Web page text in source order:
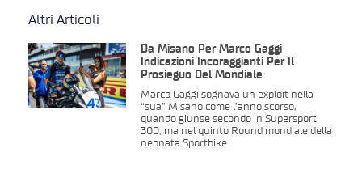
Altri Articoli
Da Misano Per Marco Gaggi
Indicazioni Incoraggianti Per Il
Prosieguo Del Mondiale
Marco Gaggi sognava un exploit nella
“sua” Misano come l’anno scorso,
quando giunse secondo in Supersport
300, ma nel quinto Round mondiale della
neonata Sportbike